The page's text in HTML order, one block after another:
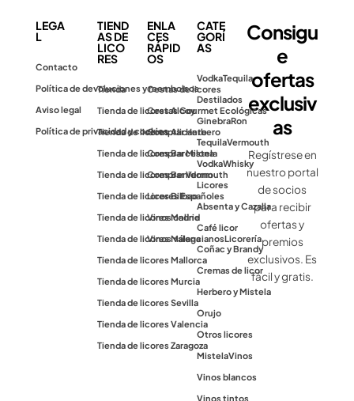
LEGA
L
Contacto
Política de devoluciones y reembolsos
Aviso legal
Política de privacidad y cookies
TIEND
AS DE
LICO
RES
Tienda
Tienda de licores Alcoy
Tienda de licores Alicante
Tienda de licores Barcelona
Tienda de licores Benidorm
Tienda de licores Bilbao
Tienda de licores Madrid
Tienda de licores Málaga
Tienda de licores Mallorca
Tienda de licores Murcia
Tienda de licores Sevilla
Tienda de licores Valencia
Tienda de licores Zaragoza
ENLA
CES
RÁPID
OS
Cestas de licores
Cestas Gourmet Ecológicas
Comprar Herbero
Comprar Mistela
Comprar Vermouth
Licores Españoles
Vinos online
Vinos valencianosLicorería
CATE
GORÍ
AS
VodkaTequila
Destilados
GinebraRon
TequilaVermouth
VodkaWhisky
Licores
Absenta y Cazalla
Café licor
Coñac y Brandy
Cremas de licor
Herbero y Mistela
Orujo
Otros licores
MistelaVinos
Vinos blancos
Vinos tintos
Consigu
e
ofertas
exclusiv
as
Regístrese en
nuestro portal
de socios
para recibir
ofertas y
premios
exclusivos. Es
fácil y gratis.